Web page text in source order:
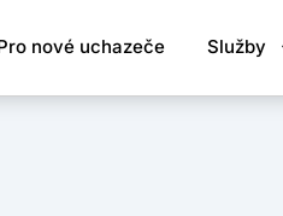
nové uchazeče Služby